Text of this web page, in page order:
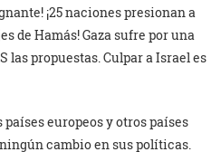
¡25 naciones presionan a
de Hamás! Gaza sufre por una
las propuestas. Culpar a Israel es
europeos y otros países
cambio en sus políticas.